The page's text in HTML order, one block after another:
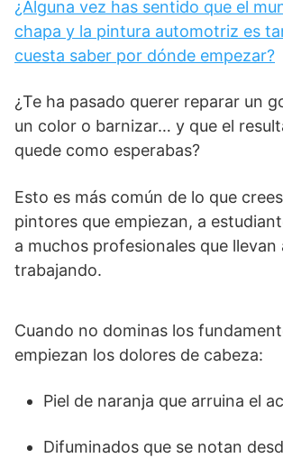
¿Alguna vez has sentido que el
chapa y la pintura automotriz es
cuesta saber por dónde empezar?
¿Te ha pasado querer reparar un
un color o barnizar… y que el
quede como esperabas?
Esto es más común de lo que
pintores que empiezan, a
a muchos profesionales que llevan
trabajando.
Cuando no dominas los
empiezan los dolores de cabeza:
Piel de naranja que arruina el
Difuminados que se notan